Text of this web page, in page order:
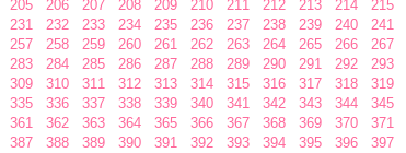
205 206 207 208 209 210 211 212 213 214 215
231 232 233 234 235 236 237 238 239 240 241
257 258 259 260 261 262 263 264 265 266 267
283 284 285 286 287 288 289 290 291 292 293
309 310 311 312 313 314 315 316 317 318 319
335 336 337 338 339 340 341 342 343 344 345
361 362 363 364 365 366 367 368 369 370 371
387 388 389 390 391 392 393 394 395 396 397